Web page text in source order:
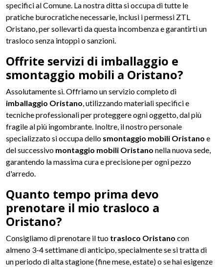
specifici al Comune. La nostra ditta si occupa di tutte le
pratiche burocratiche necessarie, inclusi i permessi ZTL
Oristano, per sollevarti da questa incombenza e garantirti un
trasloco senza intoppi o sanzioni.
Offrite servizi di imballaggio e
smontaggio mobili a Oristano?
Assolutamente sì. Offriamo un servizio completo di
imballaggio Oristano, utilizzando materiali specifici e
tecniche professionali per proteggere ogni oggetto, dal più
fragile al più ingombrante. Inoltre, il nostro personale
specializzato si occupa dello smontaggio mobili Oristano e
del successivo montaggio mobili Oristano nella nuova sede,
garantendo la massima cura e precisione per ogni pezzo
d'arredo.
Quanto tempo prima devo
prenotare il mio trasloco a
Oristano?
Consigliamo di prenotare il tuo trasloco Oristano con
almeno 3-4 settimane di anticipo, specialmente se si tratta di
un periodo di alta stagione (fine mese, estate) o se hai esigenze